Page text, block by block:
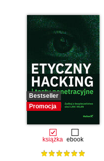
Bestseller
Promocja
książka ebook